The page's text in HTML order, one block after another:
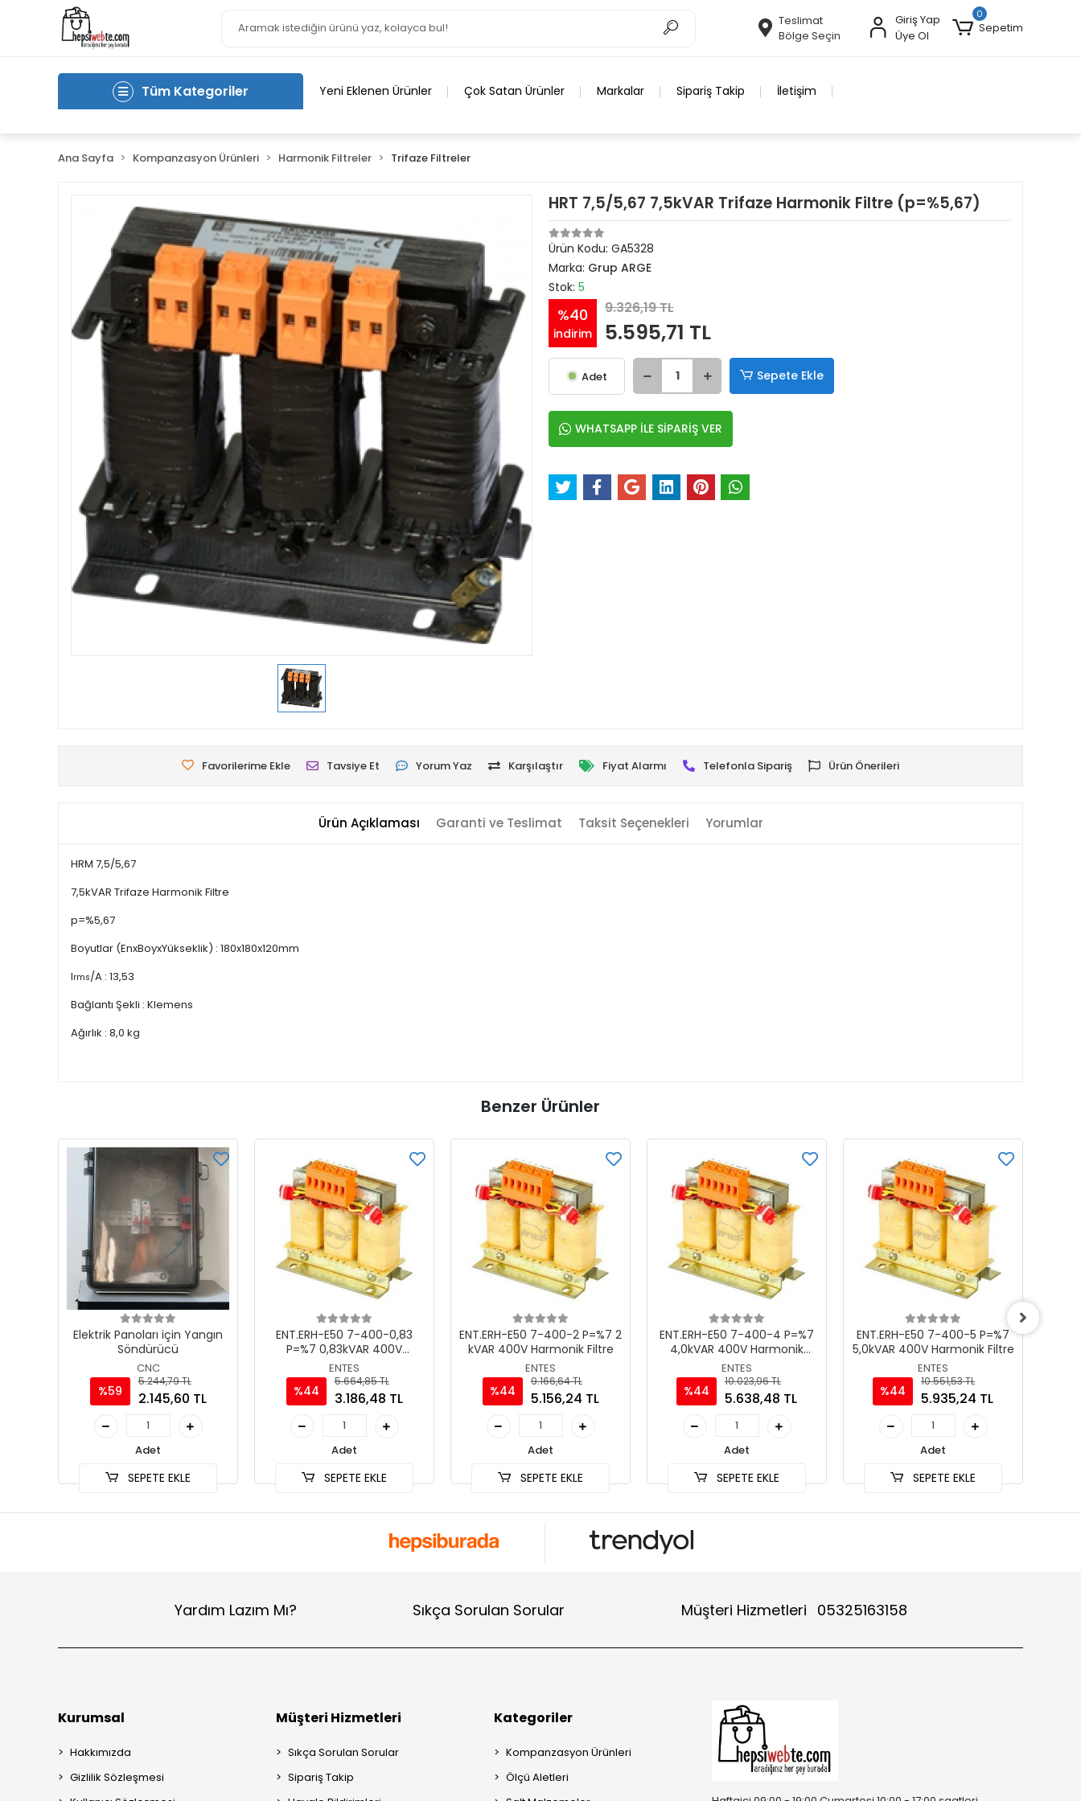
Teslimat
Bölge Seçin
Giriş Yap
Üye Ol
0
Sepetim
Tüm Kategoriler Yeni Eklenen Ürünler Çok Satan Ürünler Markalar Sipariş Takip İletişim
Ana Sayfa Kompanzasyon Ürünleri Harmonik Filtreler Trifaze Filtreler
HRT 7,5/5,67 7,5kVAR Trifaze Harmonik Filtre (p=%5,67)
Ürün Kodu: GA5328
Marka: Grup ARGE
Stok: 5
%40
indirim
9.326,19 TL
5.595,71 TL
Adet Sepete Ekle
WHATSAPP İLE SİPARİŞ VER
Favorilerime Ekle Tavsiye Et Yorum Yaz Karşılaştır Fiyat Alarmı Telefonla Sipariş Ürün Önerileri
Ürün Açıklaması Garanti ve Teslimat Taksit Seçenekleri Yorumlar
HRM 7,5/5,67
7,5kVAR Trifaze Harmonik Filtre
p=%5,67
Boyutlar (EnxBoyxYükseklik) : 180x180x120mm
Irms/A : 13,53
Bağlantı Şekli : Klemens
Ağırlık : 8,0 kg
Benzer Ürünler
Elektrik Panoları için Yangın
Söndürücü
CNC
%59
5.244,79 TL
2.145,60 TL
Adet
SEPETE EKLE
ENT.ERH-E50 7-400-0,83
P=%7 0,83kVAR 400V
Harmonik Filtre
ENTES
%44
5.664,85 TL
3.186,48 TL
Adet
SEPETE EKLE
ENT.ERH-E50 7-400-2 P=%7 2
kVAR 400V Harmonik Filtre
ENTES
%44
9.166,64 TL
5.156,24 TL
Adet
SEPETE EKLE
ENT.ERH-E50 7-400-4 P=%7
4,0kVAR 400V Harmonik
Filtre
ENTES
%44
10.023,96 TL
5.638,48 TL
Adet
SEPETE EKLE
ENT.ERH-E50 7-400-5 P=%7
5,0kVAR 400V Harmonik Filtre
ENTES
%44
10.551,53 TL
5.935,24 TL
Adet
SEPETE EKLE
Yardım Lazım Mı? Sıkça Sorulan Sorular Müşteri Hizmetleri 05325163158
Kurumsal
Hakkımızda
Gizlilik Sözleşmesi
Müşteri Hizmetleri
Sıkça Sorulan Sorular
Sipariş Takip
Kategoriler
Kompanzasyon Ürünleri
Ölçü Aletleri